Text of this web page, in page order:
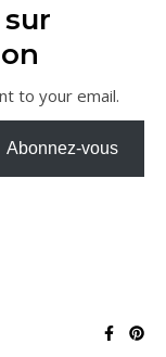
to your email.
Abonnez-vous